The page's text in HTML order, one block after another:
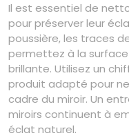
Il est essentiel de
pour préserver leur
poussière, les traces
permettez à la
brillante. Utilisez un
produit adapté pour
cadre du miroir. Un
miroirs continuent à
éclat naturel.